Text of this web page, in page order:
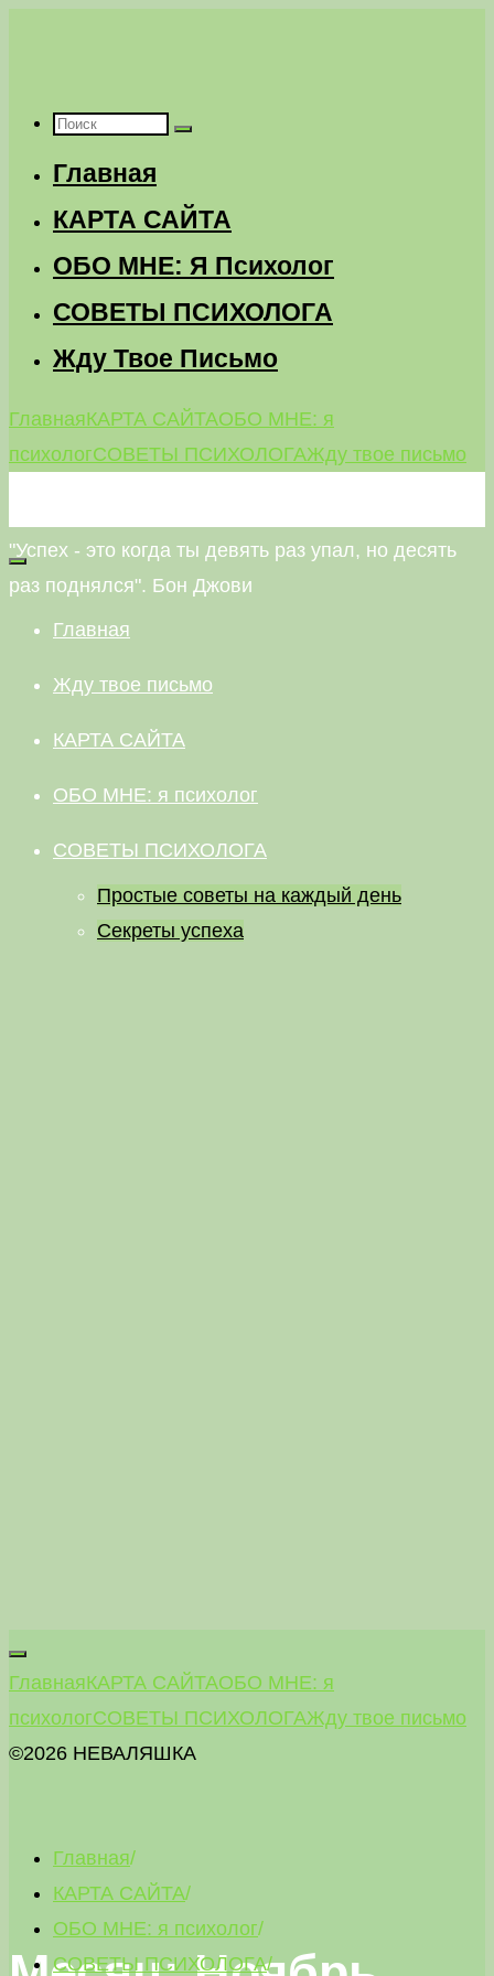
Что
искать:
Главная
КАРТА САЙТА
ОБО МНЕ: Я Психолог
СОВЕТЫ ПСИХОЛОГА
Жду Твое Письмо
ГлавнаяКАРТА САЙТАОБО МНЕ: я
психологСОВЕТЫ ПСИХОЛОГАЖду твое письмо
"Успех - это когда ты девять раз упал, но десять
раз поднялся". Бон Джови
Главная
Жду твое письмо
КАРТА САЙТА
ОБО МНЕ: я психолог
СОВЕТЫ ПСИХОЛОГА
Простые советы на каждый день
Секреты успеха
ГлавнаяКАРТА САЙТАОБО МНЕ: я
психологСОВЕТЫ ПСИХОЛОГАЖду твое письмо
©2026 НЕВАЛЯШКА
Главная/
КАРТА САЙТА/
ОБО МНЕ: я психолог/
СОВЕТЫ ПСИХОЛОГА/